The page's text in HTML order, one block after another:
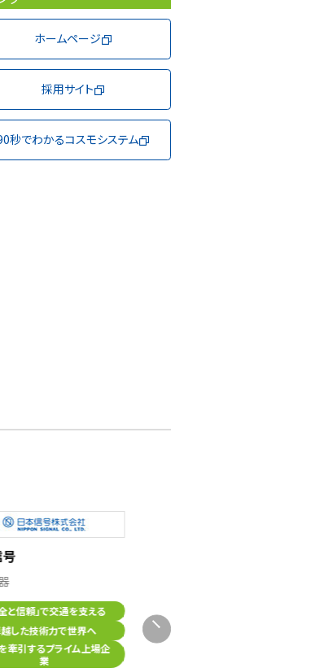
ホームページ
採用サイト
秒でわかるコスモシステム
と信頼」で交通を支える
した技術力で世界へ
牽引するプライム上場企
業
製造業